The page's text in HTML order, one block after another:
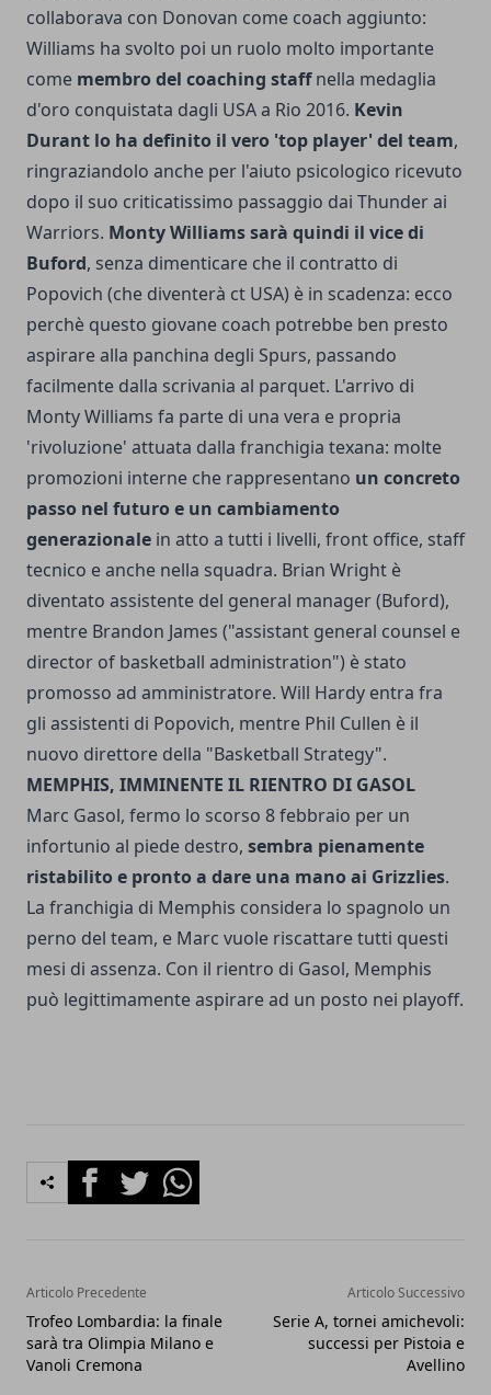
collaborava con Donovan come coach aggiunto:
Williams ha svolto poi un ruolo molto importante
come membro del coaching staffnella medaglia
d'oro conquistata dagli USA a Rio 2016. Kevin
Durant lo ha definito il vero 'top player' del team,
ringraziandolo anche per l'aiuto psicologico ricevuto
dopo il suo criticatissimo passaggio dai Thunder ai
Warriors. Monty Williams sarà quindi il vice di
Buford, senza dimenticare che il contratto di
Popovich (che diventerà ct USA) è in scadenza: ecco
perchè questo giovane coach potrebbe ben presto
aspirare alla panchina degli Spurs, passando
facilmente dalla scrivania al parquet. L'arrivo di
Monty Williams fa parte di una vera e propria
'rivoluzione' attuata dalla franchigia texana: molte
promozioni interne che rappresentano un concreto
passo nel futuro e un cambiamento
generazionale in atto a tutti i livelli, front office, staff
tecnico e anche nella squadra. Brian Wright è
diventato assistente del general manager (Buford),
mentre Brandon James ("assistant general counsel e
director of basketball administration") è stato
promosso ad amministratore. Will Hardy entra fra
gli assistenti di Popovich, mentre Phil Cullen è il
nuovo direttore della "Basketball Strategy".
MEMPHIS, IMMINENTE IL RIENTRO DI GASOL
Marc Gasol, fermo lo scorso 8 febbraio per un
infortunio al piede destro, sembra pienamente
ristabilito e pronto a dare una mano ai Grizzlies.
La franchigia di Memphis considera lo spagnolo un
perno del team, e Marc vuole riscattare tutti questi
mesi di assenza. Con il rientro di Gasol, Memphis
può legittimamente aspirare ad un posto nei playoff.
FacebookTwitterWhatsapp
Articolo Precedente
Trofeo Lombardia: la finale
sarà tra Olimpia Milano e
Vanoli Cremona
Articolo Successivo
Serie A, tornei amichevoli:
successi per Pistoia e
Avellino